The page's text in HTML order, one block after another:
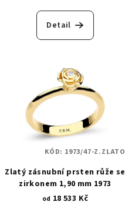
Detail
Zlatý zásnubní prsten růže se
zirkonem 1,90 mm 1973
od 18 533 Kč
KÓD: 1973/47-Z.ZLATO